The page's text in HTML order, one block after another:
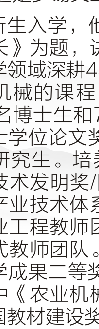
生入学，
》为题，
领域深耕
械的课
博士生
学位论文
究生。
术发明
业技术体
工程教师
教师团队
成果二等
《农业机
教材建设